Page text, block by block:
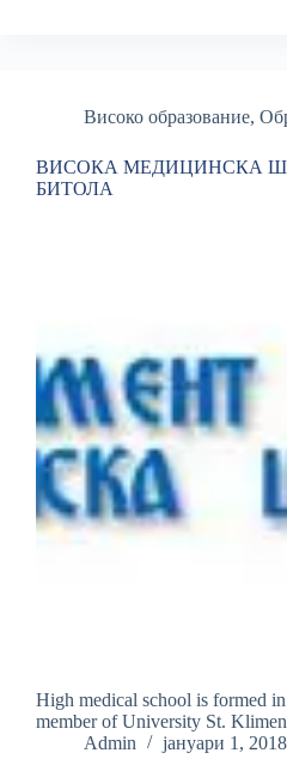
Високо образование,
ВИСОКА МЕДИЦИНСКА
БИТОЛА
High medical school is formed
member of University St.
Admin
јануари 1, 2018